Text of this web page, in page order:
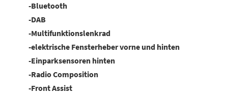
-Bluetooth
-DAB
-Multifunktionslenkrad
-elektrische Fensterheber vorne und hinten
-Einparksensoren hinten
-Radio Composition
-Front Assist